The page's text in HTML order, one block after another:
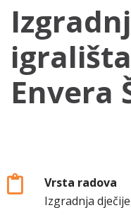
Envera
Vrsta radova
Izgradnja